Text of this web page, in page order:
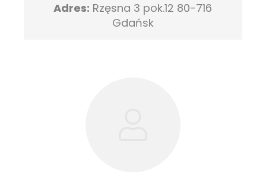
Adres: Rzęsna 3 pok.12 80-716
Gdańsk